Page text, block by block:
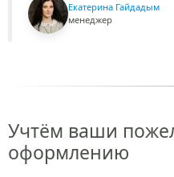
Екатерина Гайдадым
менеджер
Учтём ваши
оформлению